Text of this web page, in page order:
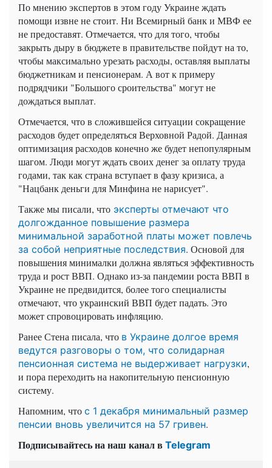
По мнению экспертов в этом году Украине ждать
помощи извне не стоит. Ни Всемирный банк и МВФ ее
не предоставят. Отмечается, что для того, чтобы
закрыть дыру в бюджете в правительстве пойдут на то,
чтобы максимально урезать расходы, оставляя выплаты
бюджетникам и пенсионерам. А вот к примеру
подрядчики "Большого сроительства" могут не
дождаться выплат.
Отмечается, что в сложившейся ситуации сокращение
расходов будет определяться Верховной Радой. Данная
оптимизация расходов конечно же будет непопулярным
шагом. Люди могут ждать своих денег за оплату труда
годами, так как страна вступает в фазу кризиса, а
"Нацбанк деньги для Минфина не нарисует".
Также мы писали, что эксперты отмечают что
долгожданное повышение размера
минимальной заработной платы может повлечь
за собой неприятные последствия. Основой для
повышения минималки должна являться эффективность
труда и рост ВВП. Однако из-за пандемии роста ВВП в
Украине не предвидится, более того специалисты
отмечают, что украинский ВВП будет падать. Это
может спровоцировать инфляцию.
Ранее Стена писала, что в Украине долгое время
ведутся разговоры о том, что солидарная
пенсионная система не выдерживает нагрузки,
и пора переходить на накопительную пенсионную
систему.
Напомним, что с 1 декабря минимальный размер
пенсии вновь увеличится на 57 гривен.
Подписывайтесь на наш канал в Telegram